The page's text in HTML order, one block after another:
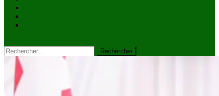
Rechercher :